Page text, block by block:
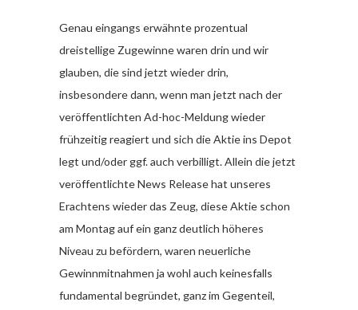
Genau eingangs erwähnte prozentual
dreistellige Zugewinne waren drin und wir
glauben, die sind jetzt wieder drin,
insbesondere dann, wenn man jetzt nach der
veröffentlichten Ad-hoc-Meldung wieder
frühzeitig reagiert und sich die Aktie ins Depot
legt und/oder ggf. auch verbilligt. Allein die jetzt
veröffentlichte News Release hat unseres
Erachtens wieder das Zeug, diese Aktie schon
am Montag auf ein ganz deutlich höheres
Niveau zu befördern, waren neuerliche
Gewinnmitnahmen ja wohl auch keinesfalls
fundamental begründet, ganz im Gegenteil,